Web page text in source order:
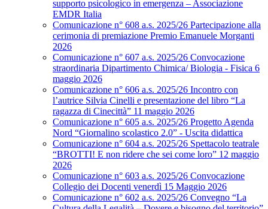
supporto psicologico in emergenza – Associazione
EMDR Italia
Comunicazione n° 608 a.s. 2025/26 Partecipazione alla
cerimonia di premiazione Premio Emanuele Morganti
2026
Comunicazione n° 607 a.s. 2025/26 Convocazione
straordinaria Dipartimento Chimica/ Biologia - Fisica 6
maggio 2026
Comunicazione n° 606 a.s. 2025/26 Incontro con
l’autrice Silvia Cinelli e presentazione del libro “La
ragazza di Cinecittà” 11 maggio 2026
Comunicazione n° 605 a.s. 2025/26 Progetto Agenda
Nord “Giornalino scolastico 2.0” - Uscita didattica
Comunicazione n° 604 a.s. 2025/26 Spettacolo teatrale
“BROTTI! E non ridere che sei come loro” 12 maggio
2026
Comunicazione n° 603 a.s. 2025/26 Convocazione
Collegio dei Docenti venerdì 15 Maggio 2026
Comunicazione n° 602 a.s. 2025/26 Convegno “La